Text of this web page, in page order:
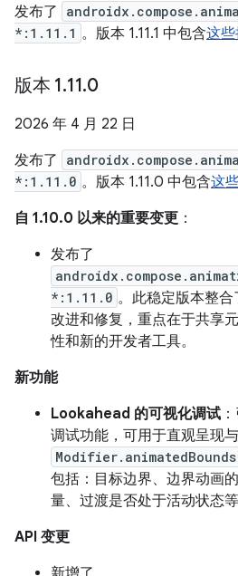
发布了
*:1.11.1 。版本 1.11.1 中包含这
版本 1.11.0
2026 年 4 月 22 日
发布了
*:1.11.0 。版本 1.11.0 中包含这
自 1.10.0 以来的重要变更 ：
发布了
*:1.11.0 。此稳定版本整合
改进和修复，重点在于共享
性和新的开发者工具。
新功能
Lookahead 的可视化调试
调试功能，可用于直观呈现
Modifier.animatedBounds
包括：目标边界、边界动画
量、过渡是否处于活动状态等
API 变更